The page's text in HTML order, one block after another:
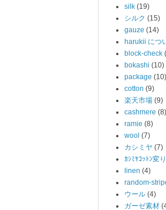
silk (19)
シルク (15)
gauze (14)
harukii につ
block-check
bokashi (10)
package (10)
cotton (9)
楽天市場 (9)
cashmere (8)
ramie (8)
wool (7)
カシミヤ (7)
ｶｼﾐﾔｺｯﾄﾝ変
linen (4)
random-
ウール (4)
ガーゼ素材